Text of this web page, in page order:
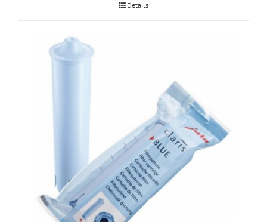
Details
JURA Claris Blue veefilter 1tk